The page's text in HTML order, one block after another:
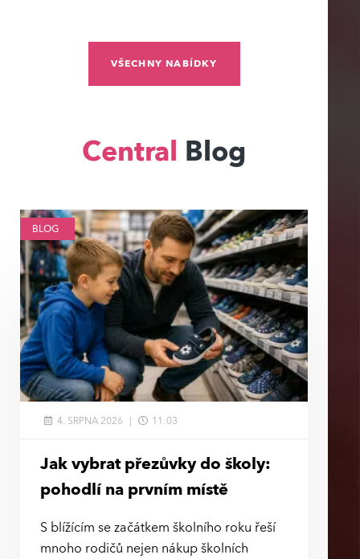
VŠECHNY NABÍDKY
Central Blog
BLOG
Jak vybrat přezůvky do školy:
pohodlí na prvním místě
S blížícím se začátkem školního roku řeší
mnoho rodičů nejen nákup školních
4. SRPNA 2026 11:03